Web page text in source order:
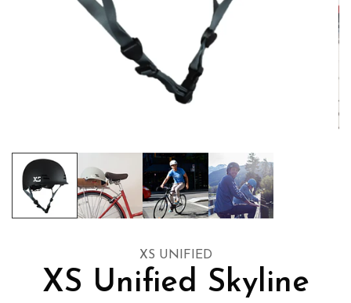
XS UNIFIED
XS Unified Skyline